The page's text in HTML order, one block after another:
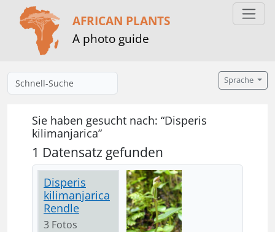
AFRICAN PLANTS
A photo guide
Sprache
Sie haben gesucht nach: “Disperis
kilimanjarica”
1 Datensatz gefunden
Disperis
kilimanjarica
Rendle
3 Fotos